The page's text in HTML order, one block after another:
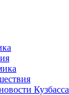
Кузбасса